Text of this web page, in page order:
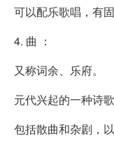
可以配乐歌唱，有
4. 曲 ：
又称词余、乐府。
元代兴起的一种诗歌
包括散曲和杂剧，